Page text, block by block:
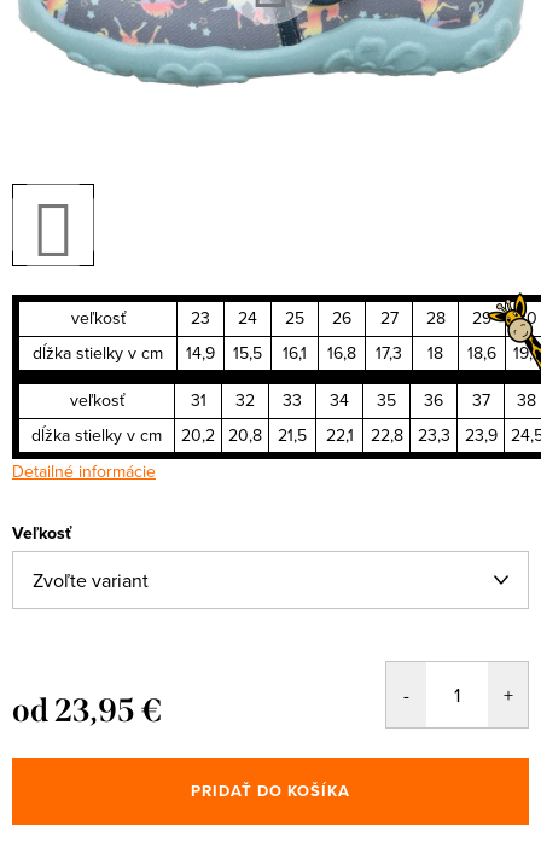
veľkosť 23 24 25 26 27 28 29
30
dĺžka stielky v cm
14,9 15,5 16,1 16,8 17,3 18 18,6
19,4
veľkosť
31 32 33 34 35 36 37
38
dĺžka stielky v cm
20,2 20,8 21,5 22,1 22,8 23,3 23,9
Detailné informácie
Veľkosť
od23,95 €
cena:
PRIDAŤ DO KOŠÍKA